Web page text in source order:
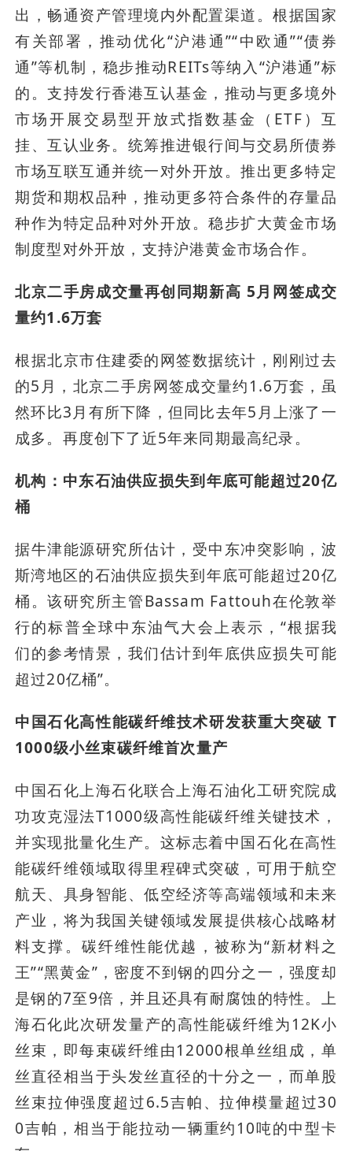
出，畅通资产管理境内外配置渠道。根据国家
有关部署，推动优化“沪港通”“中欧通”“债券
通”等机制，稳步推动REITs等纳入“沪港通”标
的。支持发行香港互认基金，推动与更多境外
市场开展交易型开放式指数基金（ETF）互
挂、互认业务。统筹推进银行间与交易所债券
市场互联互通并统一对外开放。推出更多特定
期货和期权品种，推动更多符合条件的存量品
种作为特定品种对外开放。稳步扩大黄金市场
制度型对外开放，支持沪港黄金市场合作。
北京二手房成交量再创同期新高 5月网签成交
量约1.6万套
根据北京市住建委的网签数据统计，刚刚过去
的5月，北京二手房网签成交量约1.6万套，虽
然环比3月有所下降，但同比去年5月上涨了一
成多。再度创下了近5年来同期最高纪录。
机构：中东石油供应损失到年底可能超过20亿
桶
据牛津能源研究所估计，受中东冲突影响，波
斯湾地区的石油供应损失到年底可能超过20亿
桶。该研究所主管Bassam Fattouh在伦敦举
行的标普全球中东油气大会上表示，“根据我
们的参考情景，我们估计到年底供应损失可能
超过20亿桶”。
中国石化高性能碳纤维技术研发获重大突破 T
1000级小丝束碳纤维首次量产
中国石化上海石化联合上海石油化工研究院成
功攻克湿法T1000级高性能碳纤维关键技术，
并实现批量化生产。这标志着中国石化在高性
能碳纤维领域取得里程碑式突破，可用于航空
航天、具身智能、低空经济等高端领域和未来
产业，将为我国关键领域发展提供核心战略材
料支撑。碳纤维性能优越，被称为“新材料之
王”“黑黄金”，密度不到钢的四分之一，强度却
是钢的7至9倍，并且还具有耐腐蚀的特性。上
海石化此次研发量产的高性能碳纤维为12K小
丝束，即每束碳纤维由12000根单丝组成，单
丝直径相当于头发丝直径的十分之一，而单股
丝束拉伸强度超过6.5吉帕、拉伸模量超过30
0吉帕，相当于能拉动一辆重约10吨的中型卡